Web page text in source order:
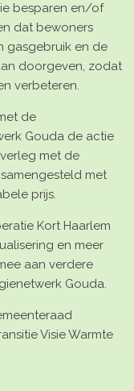
besparen en/of
dat bewoners
gasgebruik en de
doorgeven, zodat
verbeteren.
de
Gouda de actie
met de
met
prijs.
Kort Haarlem
en meer
aan verdere
Gouda.
Visie Warmte